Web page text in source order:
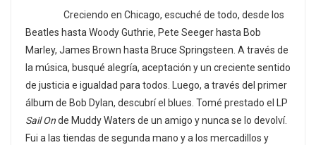
Creciendo en Chicago, escuché de todo, desde los
Beatles hasta Woody Guthrie, Pete Seeger hasta Bob
Marley, James Brown hasta Bruce Springsteen. A través de
la música, busqué alegría, aceptación y un creciente sentido
de justicia e igualdad para todos. Luego, a través del primer
álbum de Bob Dylan, descubrí el blues. Tomé prestado el LP
Sail Onde Muddy Waters de un amigo y nunca se lo devolví.
Fui a las tiendas de segunda mano y a los mercadillos y